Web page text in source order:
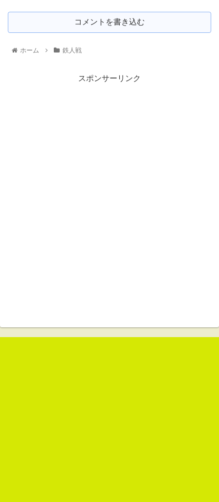
コメントを書き込む
ホーム 鉄人戦
スポンサーリンク